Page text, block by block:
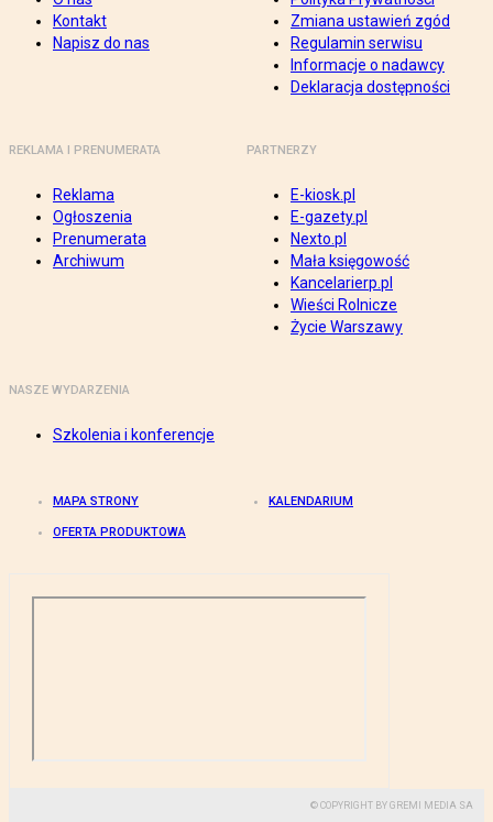
Kontakt
Napisz do nas
Zmiana ustawień zgód
Regulamin serwisu
Informacje o nadawcy
Deklaracja dostępności
REKLAMA I PRENUMERATA
Reklama
Ogłoszenia
Prenumerata
Archiwum
PARTNERZY
E-kiosk.pl
E-gazety.pl
Nexto.pl
Mała księgowość
Kancelarierp.pl
Wieści Rolnicze
Życie Warszawy
NASZE WYDARZENIA
Szkolenia i konferencje
MAPA STRONY KALENDARIUM
OFERTA PRODUKTOWA
© COPYRIGHT BY GREMI MEDIA SA